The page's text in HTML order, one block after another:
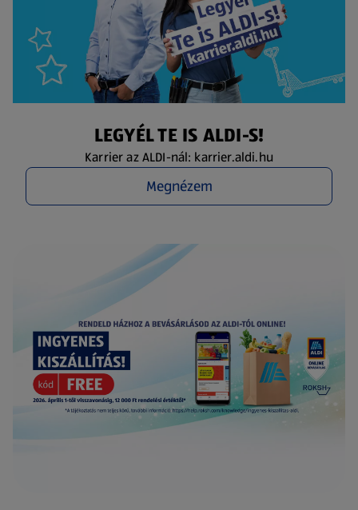
LEGYÉL TE IS ALDI-S!
Karrier az ALDI-nál: karrier.aldi.hu
Megnézem